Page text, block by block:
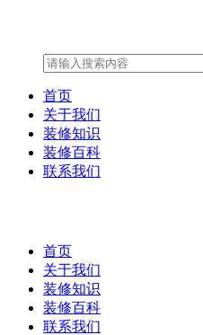
首页
关于我们
装修知识
装修百科
联系我们
首页
关于我们
装修知识
装修百科
联系我们